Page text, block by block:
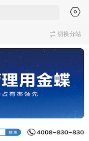
切换分站